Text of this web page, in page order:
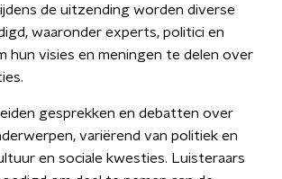
de uitzending worden diverse
waaronder experts, politici en
hun visies en meningen te delen over
gesprekken en debatten over
variërend van politiek en
en sociale kwesties. Luisteraars